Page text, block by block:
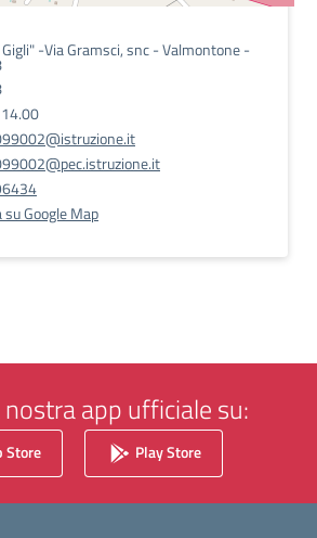
Gigli" -Via Gramsci, snc - Valmontone -
su Google Map
nostra app ufficiale su:
Store Play Store